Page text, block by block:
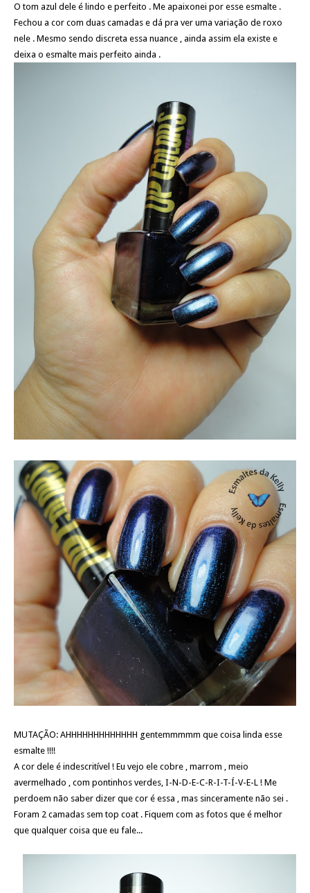
O tom azul dele é lindo e perfeito . Me apaixonei por esse esmalte .
Fechou a cor com duas camadas e dá pra ver uma variação de roxo
nele . Mesmo sendo discreta essa nuance , ainda assim ela existe e
deixa o esmalte mais perfeito ainda .
MUTAÇÃO: AHHHHHHHHHHHHH gentemmmmm que coisa linda esse
esmalte !!!!
A cor dele é indescritível ! Eu vejo ele cobre , marrom , meio
avermelhado , com pontinhos verdes, I-N-D-E-C-R-I-T-Í-V-E-L ! Me
perdoem não saber dizer que cor é essa , mas sinceramente não sei .
Foram 2 camadas sem top coat . Fiquem com as fotos que é melhor
que qualquer coisa que eu fale...